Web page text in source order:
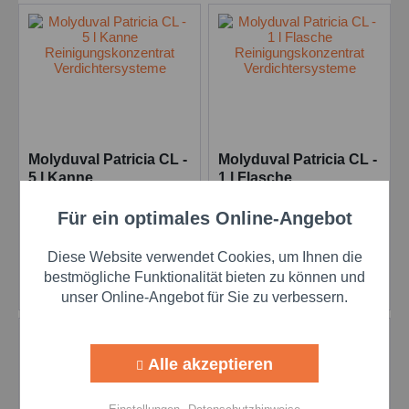
Molyduval Patricia CL -
5 l Kanne
Verdichtersysteme
Details
Molyduval Patricia CL -
1 l Flasche
Verdichtersysteme
Details
Funktionale Aktiv
Marketing Aktiv
Personalisierung Aktiv
Für ein optimales Online-Angebot
Diese Website verwendet Cookies, um Ihnen die
bestmögliche Funktionalität bieten zu können und
unser Online-Angebot für Sie zu verbessern.
Alle akzeptieren